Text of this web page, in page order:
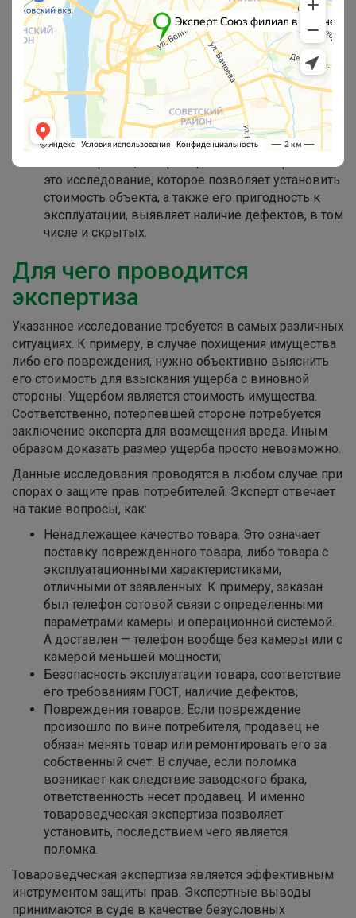
любых материальных объектов. Соответственно,
эксперту нужно представить сам объект
исследования. Однако, в некоторых случаях
проводить товароведческую экспертизы можно
и при отсутствии объекта. Например, в случаях
хищения или сильного повреждения изделия. В
подобных ситуациях эксперты исходят из
рыночной стоимости имущества, а также срока
его эксплуатации и других особенностей.
это исследование, которое позволяет установить
стоимость объекта, а также его пригодность к
эксплуатации, выявляет наличие дефектов, в том
числе и скрытых.
Для чего проводится
экспертиза
Указанное исследование требуется в самых различных
ситуациях. К примеру, в случае похищения имущества
либо его повреждения, нужно объективно выяснить
его стоимость для взыскания ущерба с виновной
стороны. Ущербом является стоимость имущества.
Соответственно, потерпевшей стороне потребуется
заключение эксперта для возмещения вреда. Иным
образом доказать размер ущерба просто невозможно.
Данные исследования проводятся в любом случае при
спорах о защите прав потребителей. Эксперт отвечает
на такие вопросы, как:
Ненадлежащее качество товара. Это означает
поставку поврежденного товара, либо товара с
эксплуатационными характеристиками,
отличными от заявленных. К примеру, заказан
был телефон сотовой связи с определенными
параметрами камеры и операционной системой.
А доставлен — телефон вообще без камеры или с
камерой меньшей мощности;
Безопасность эксплуатации товара, соответствие
его требованиям ГОСТ, наличие дефектов;
Повреждения товаров. Если повреждение
произошло по вине потребителя, продавец не
обязан менять товар или ремонтировать его за
собственный счет. В случае, если поломка
возникает как следствие заводского брака,
ответственность несет продавец. И именно
товароведческая экспертиза позволяет
установить, последствием чего является
поломка.
Товароведческая экспертиза является эффективным
инструментом защиты прав. Экспертные выводы
принимаются в суде в качестве безусловных